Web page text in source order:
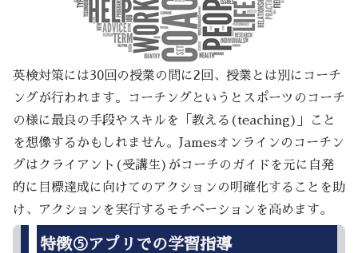
英検対策には30回の授業の間に2回、授業とは別にコーチ
ングが行われます。コーチングというとスポーツのコーチ
の様に最良の手段やスキルを「教える(teaching)」こと
を想像するかもしれません。Jamesオンラインのコーチン
グはクライアント(受講生)がコーチのガイドを元に自発
的に目標達成に向けてのアクションの明確化することを助
け、アクションを実行するモチベーションを高めます。
特徴⑤アプリでの学習指導